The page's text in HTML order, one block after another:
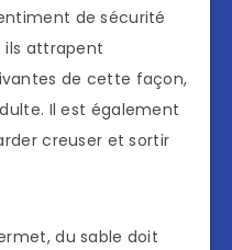
de sécurité
ils attrapent
de cette façon,
Il est également
creuser et sortir
du sable doit